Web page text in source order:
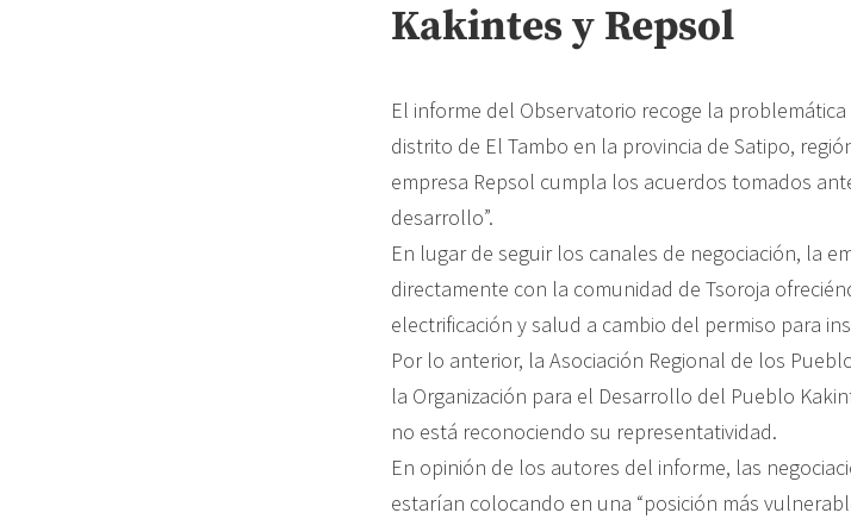
Kakintes y Repsol
El informe del Observatorio recoge la
distrito de El Tambo en la provincia de Satipo,
empresa Repsol cumpla los acuerdos tomados
desarrollo”.
En lugar de seguir los canales de negociación, la
directamente con la comunidad de Tsoroja
electrificación y salud a cambio del permiso para
Por lo anterior, la Asociación Regional de los
la Organización para el Desarrollo del Pueblo
no está reconociendo su representatividad.
En opinión de los autores del informe, las
estarían colocando en una “posición más